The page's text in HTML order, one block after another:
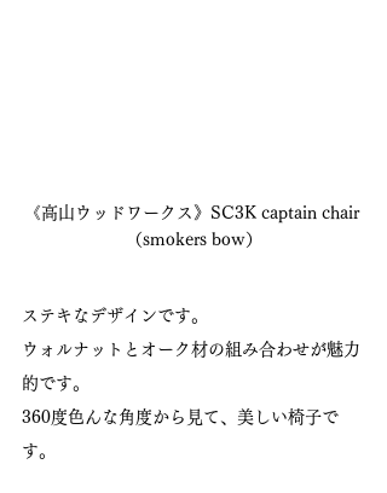
《高山ウッドワークス》SC3K captain chair
（smokers bow）
ステキなデザインです。
ウォルナットとオーク材の組み合わせが魅力
的です。
360度色んな角度から見て、美しい椅子で
す。